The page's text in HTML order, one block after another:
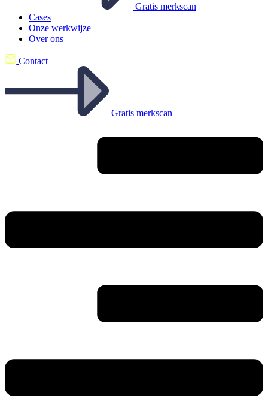
Gratis merkscan
Cases
Onze werkwijze
Over ons
Contact
Gratis merkscan